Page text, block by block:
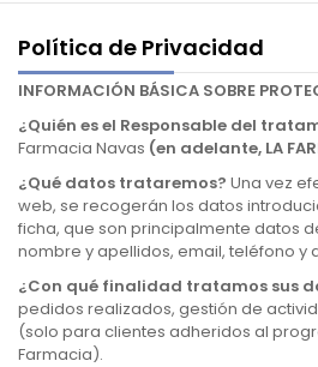
Política de Privacidad
INFORMACIÓN BÁSICA SOBRE
¿Quién es el Responsable del
Farmacia Navas (en adelante, LA
¿Qué datos trataremos? Una vez
web, se recogerán los datos
ficha, que son principalmente datos
nombre y apellidos, email, teléfono y
¿Con qué finalidad tratamos sus
pedidos realizados, gestión de
(solo para clientes adheridos al
Farmacia).